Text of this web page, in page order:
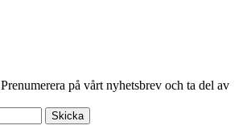
Prenumerera på vårt nyhetsbrev och ta del av